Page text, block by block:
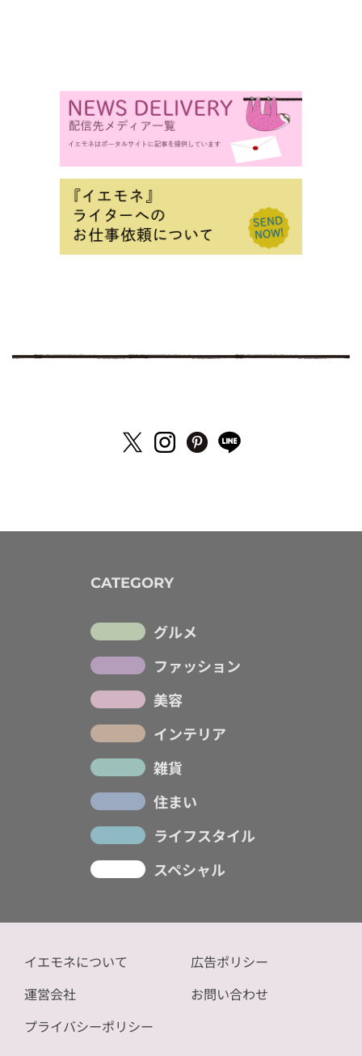
CATEGORY
グルメ
ファッション
美容
インテリア
雑貨
住まい
ライフスタイル
スペシャル
イエモネについて
運営会社
プライバシーポリシー
広告ポリシー
お問い合わせ